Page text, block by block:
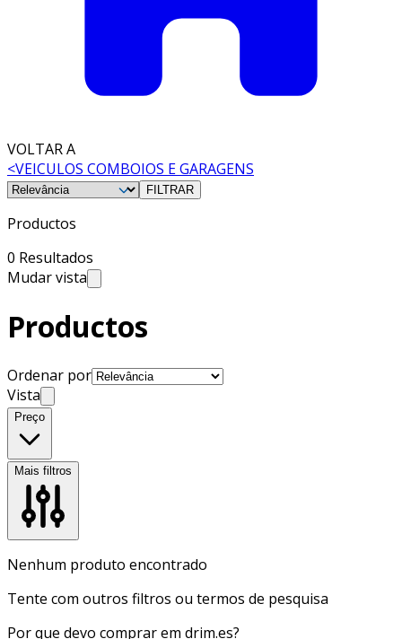
VOLTAR A
<VEICULOS COMBOIOS E GARAGENS
FILTRAR
Productos
0 Resultados
Mudar vista
Productos
Ordenar por
Vista
Preço
Mais filtros
Nenhum produto encontrado
Tente com outros filtros ou termos de pesquisa
Por que devo comprar em drim.es?